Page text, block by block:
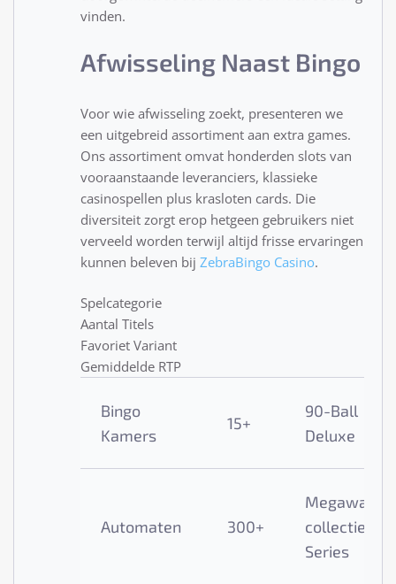
vinden.
Afwisseling Naast Bingo
Voor wie afwisseling zoekt, presenteren we
een uitgebreid assortiment aan extra games.
Ons assortiment omvat honderden slots van
vooraanstaande leveranciers, klassieke
casinospellen plus krasloten cards. Die
diversiteit zorgt erop hetgeen gebruikers niet
verveeld worden terwijl altijd frisse ervaringen
kunnen beleven bij ZebraBingo Casino.
Spelcategorie
Aantal Titels
Favoriet Variant
Gemiddelde RTP
Bingo
Kamers
15+
90-Ball
Deluxe
Automaten 300+
Megaways
collectie
Series